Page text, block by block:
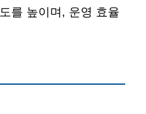
를 높이며, 운영 효율